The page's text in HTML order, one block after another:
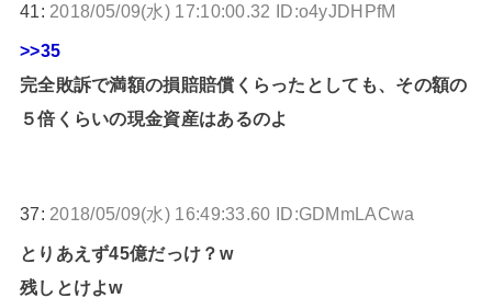
41: 2018/05/09(水) 17:10:00.32 ID:o4yJDHPfM
>>35
完全敗訴で満額の損賠賠償くらったとしても、その額の
５倍くらいの現金資産はあるのよ
37: 2018/05/09(水) 16:49:33.60 ID:GDMmLACwa
とりあえず45億だっけ？w
残しとけよw